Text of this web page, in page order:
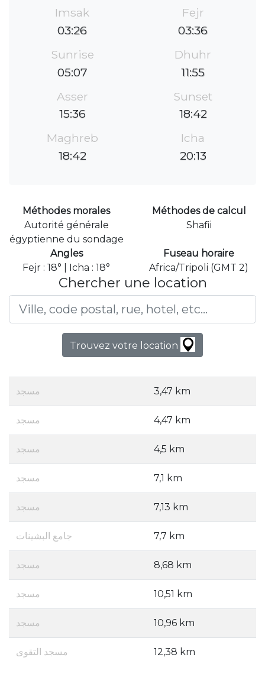
Imsak
03:26
Fejr
03:36
Sunrise
05:07
Dhuhr
11:55
Asser
15:36
Sunset
18:42
Maghreb
18:42
Icha
20:13
Méthodes morales
Autorité générale
égyptienne du sondage
Méthodes de calcul
Shafii
Angles
Fejr : 18° | Icha : 18°
Fuseau horaire
Africa/Tripoli (GMT 2)
Chercher une location
Trouvez votre location
مسجد 3,47 km
مسجد 4,47 km
مسجد 4,5 km
مسجد 7,1 km
مسجد 7,13 km
جامع البشينات 7,7 km
مسجد 8,68 km
مسجد 10,51 km
مسجد 10,96 km
مسجد التقوى 12,38 km